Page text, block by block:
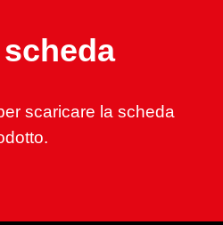
scaricare la scheda